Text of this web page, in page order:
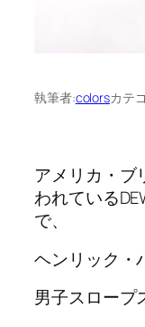
執筆者:colorsカテ
アメリカ・ブ
われている
で、
ヘンリック・
男子スロープ